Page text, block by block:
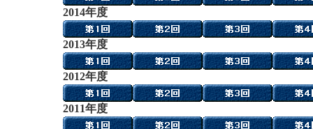
2014年度
2013年度
2012年度
2011年度